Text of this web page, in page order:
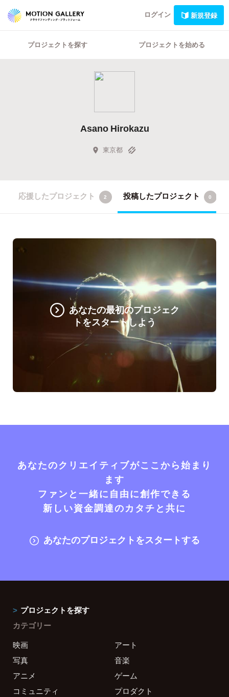
ログイン 新規登録
プロジェクトを探す プロジェクトを始める
Asano Hirokazu
東京都
応援したプロジェクト 2 投稿したプロジェクト 0
あなたの最初のプロジェク
トをスタートしよう
あなたのクリエイティブがここから始まり
ます
ファンと一緒に自由に創作できる
新しい資金調達のカタチと共に
あなたのプロジェクトをスタートする
プロジェクトを探す
カテゴリー
映画
アート
写真
音楽
アニメ
ゲーム
コミュニティ
プロダクト